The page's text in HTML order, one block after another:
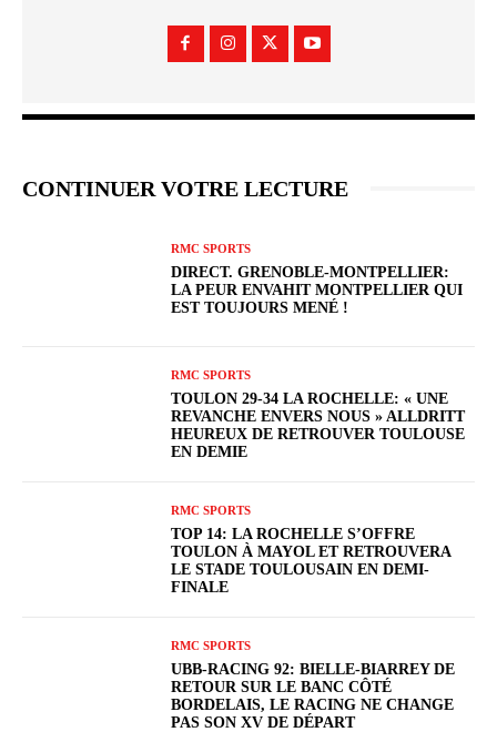
CONTINUER VOTRE LECTURE
RMC SPORTS
DIRECT. GRENOBLE-MONTPELLIER:
LA PEUR ENVAHIT MONTPELLIER QUI
EST TOUJOURS MENÉ !
RMC SPORTS
TOULON 29-34 LA ROCHELLE: « UNE
REVANCHE ENVERS NOUS » ALLDRITT
HEUREUX DE RETROUVER TOULOUSE
EN DEMIE
RMC SPORTS
TOP 14: LA ROCHELLE S’OFFRE
TOULON À MAYOL ET RETROUVERA
LE STADE TOULOUSAIN EN DEMI-
FINALE
RMC SPORTS
UBB-RACING 92: BIELLE-BIARREY DE
RETOUR SUR LE BANC CÔTÉ
BORDELAIS, LE RACING NE CHANGE
PAS SON XV DE DÉPART